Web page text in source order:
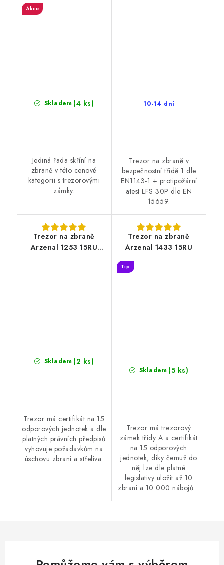
Akce
Skladem (4 ks)
Jediná řada skříní na
zbraně v této cenové
kategorii s trezorovými
zámky.
10-14 dní
Trezor na zbraně v
bezpečnostní třídě 1 dle
EN1143-1 + protipožární
atest LFS 30P dle EN
15659.
Trezor na zbraně
Arzenal 1253 15RU
Skladem (2 ks)
Trezor má certifikát na 15
odporových jednotek a dle
platných právních předpisů
vyhovuje požadavkům na
úschovu zbraní a střeliva.
Trezor na zbraně
Arzenal 1433 15RU
Tip
Skladem (5 ks)
Trezor má trezorový
zámek třídy A a certifikát
na 15 odporových
jednotek, díky čemuž do
něj lze dle platné
legislativy uložit až 10
zbraní a 10 000 nábojů.